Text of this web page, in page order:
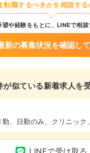
転職するべきかを相談す
望や経験をもとに、LINEで相談
新の募集状況を確認し
が似ている新着求人を
勤、日勤のみ、クリニック